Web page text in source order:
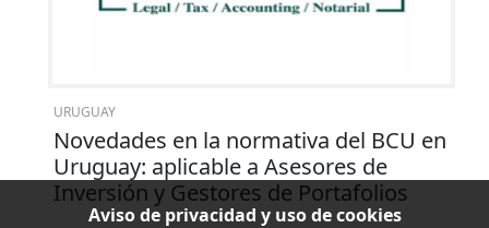
URUGUAY
Novedades en la normativa del BCU en
Uruguay: aplicable a Asesores de
Inversión y Gestores de Portafolios
Aviso de privacidad y uso de cookies